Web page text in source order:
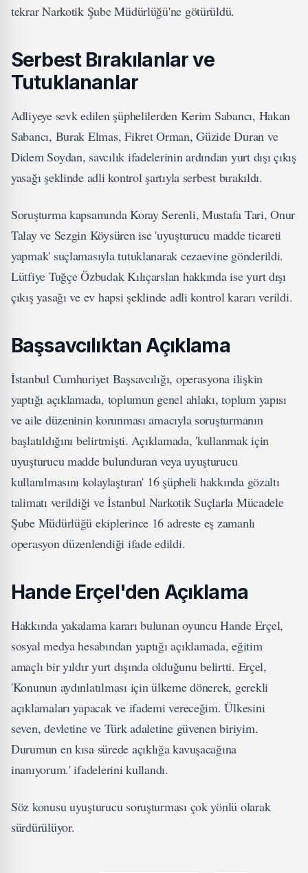
tekrar Narkotik Şube Müdürlüğü'ne götürüldü.
Serbest Bırakılanlar ve
Tutuklananlar
Adliyeye sevk edilen şüphelilerden Kerim Sabancı, Hakan
Sabancı, Burak Elmas, Fikret Orman, Güzide Duran ve
Didem Soydan, savcılık ifadelerinin ardından yurt dışı çıkış
yasağı şeklinde adli kontrol şartıyla serbest bırakıldı.
Soruşturma kapsamında Koray Serenli, Mustafa Tari, Onur
Talay ve Sezgin Köysüren ise 'uyuşturucu madde ticareti
yapmak' suçlamasıyla tutuklanarak cezaevine gönderildi.
Lütfiye Tuğçe Özbudak Kılıçarslan hakkında ise yurt dışı
çıkış yasağı ve ev hapsi şeklinde adli kontrol kararı verildi.
Başsavcılıktan Açıklama
İstanbul Cumhuriyet Başsavcılığı, operasyona ilişkin
yaptığı açıklamada, toplumun genel ahlakı, toplum yapısı
ve aile düzeninin korunması amacıyla soruşturmanın
başlatıldığını belirtmişti. Açıklamada, 'kullanmak için
uyuşturucu madde bulunduran veya uyuşturucu
kullanılmasını kolaylaştıran' 16 şüpheli hakkında gözaltı
talimatı verildiği ve İstanbul Narkotik Suçlarla Mücadele
Şube Müdürlüğü ekiplerince 16 adreste eş zamanlı
operasyon düzenlendiği ifade edildi.
Hande Erçel'den Açıklama
Hakkında yakalama kararı bulunan oyuncu Hande Erçel,
sosyal medya hesabından yaptığı açıklamada, eğitim
amaçlı bir yıldır yurt dışında olduğunu belirtti. Erçel,
'Konunun aydınlatılması için ülkeme dönerek, gerekli
açıklamaları yapacak ve ifademi vereceğim. Ülkesini
seven, devletine ve Türk adaletine güvenen biriyim.
Durumun en kısa sürede açıklığa kavuşacağına
inanıyorum.' ifadelerini kullandı.
Söz konusu uyuşturucu soruşturması çok yönlü olarak
sürdürülüyor.